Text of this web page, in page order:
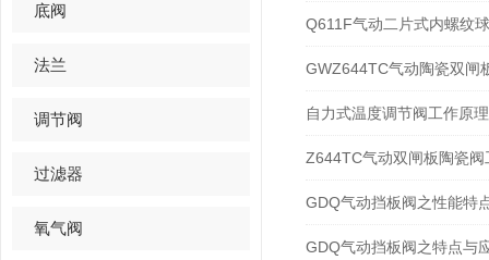
底阀
法兰
调节阀
过滤器
氧气阀
Q611F气动二片式内螺纹
GWZ644TC气动陶瓷双闸
自力式温度调节阀工作原
Z644TC气动双闸板陶瓷
GDQ气动挡板阀之性能特
GDQ气动挡板阀之特点与